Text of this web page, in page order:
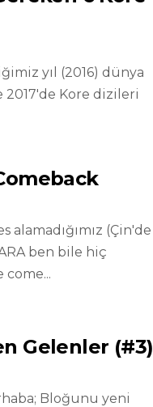
yıl (2016) dünya
2017'de Kore dizileri
alamadığımız (Çin'de
ben bile hiç
Gelenler (#3)
Bloğunu yeni